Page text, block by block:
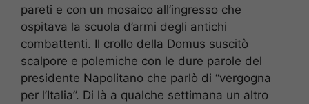
pareti e con un mosaico all’ingresso che
ospitava la scuola d’armi degli antichi
combattenti. Il crollo della Domus suscitò
scalpore e polemiche con le dure parole del
presidente Napolitano che parlò di “vergogna
per l’Italia”. Di là a qualche settimana un altro